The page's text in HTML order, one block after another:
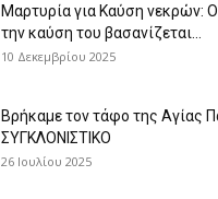
Μαρτυρία για Καύση νεκρών:
την καύση του βασανίζεται...
10 Δεκεμβρίου 2025
Βρήκαμε τον τάφο της Αγίας
ΣΥΓΚΛΟΝΙΣΤΙΚΟ
26 Ιουλίου 2025